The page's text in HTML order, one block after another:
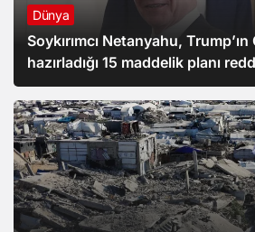
Dünya
Soykırımcı Netanyahu,
hazırladığı 15 maddelik planı